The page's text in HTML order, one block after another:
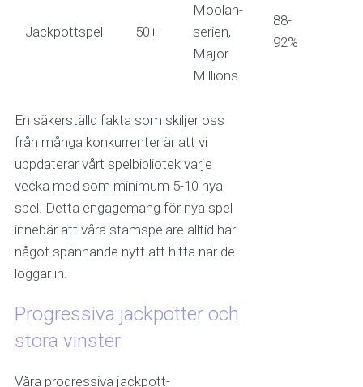
Jackpottspel 50+
Moolah-
serien,
Major
Millions
88-
92%
En säkerställd fakta som skiljer oss
från många konkurrenter är att vi
uppdaterar vårt spelbibliotek varje
vecka med som minimum 5-10 nya
spel. Detta engagemang för nya spel
innebär att våra stamspelare alltid har
något spännande nytt att hitta när de
loggar in.
Progressiva jackpotter och
stora vinster
Våra progressiva jackpott-